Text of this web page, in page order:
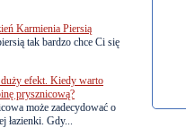
Karmienia Piersią
tak bardzo chce Ci się
duży efekt. Kiedy warto
prysznicową?
może zadecydować o
łazienki. Gdy...